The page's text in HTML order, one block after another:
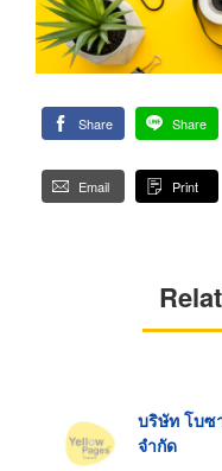
Share Share
Email Print
บริษัท โบซ
จำกัด